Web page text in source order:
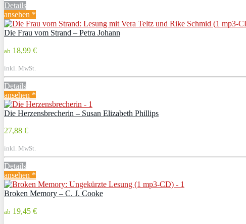
Details
ansehen *
Die Frau vom Strand – Petra Johann
ab 18,99 €
inkl. MwSt.
Details
ansehen *
Die Herzensbrecherin – Susan Elizabeth Phillips
27,88 €
inkl. MwSt.
Details
ansehen *
Broken Memory – C. J. Cooke
ab 19,45 €